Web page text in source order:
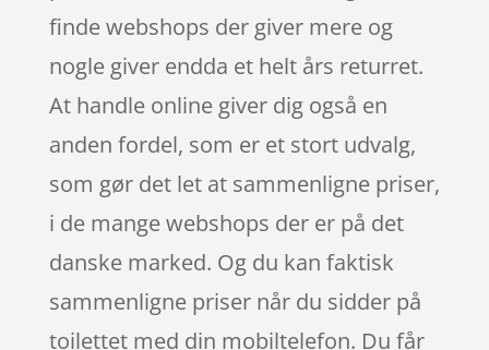
finde webshops der giver mere og
nogle giver endda et helt års returret.
At handle online giver dig også en
anden fordel, som er et stort udvalg,
som gør det let at sammenligne priser,
i de mange webshops der er på det
danske marked. Og du kan faktisk
sammenligne priser når du sidder på
toilettet med din mobiltelefon. Du får